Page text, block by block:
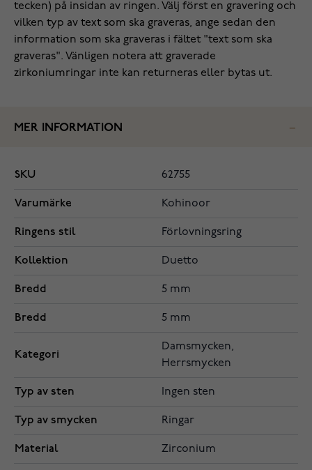
tecken) på insidan av ringen. Välj först en gravering och
vilken typ av text som ska graveras, ange sedan den
information som ska graveras i fältet "text som ska
graveras". Vänligen notera att graverade
zirkoniumringar inte kan returneras eller bytas ut.
MER INFORMATION
SKU 62755
Varumärke Kohinoor
Ringens stil Förlovningsring
Kollektion Duetto
Bredd 5 mm
Bredd 5 mm
Kategori
Damsmycken,
Herrsmycken
Typ av sten Ingen sten
Typ av smycken Ringar
Material Zirconium